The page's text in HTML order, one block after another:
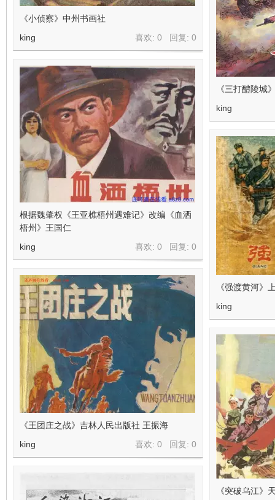
《小侦察》中州书画社
喜欢: 0 回复: 0
king
《三打醴陵城
king
根据魏肇权《王亚樵梧州遇难记》改编《血洒
梧州》王国仁
喜欢: 0 回复: 0
king
《强渡黄河》
king
《王团庄之战》吉林人民出版社 王振海
喜欢: 0 回复: 0
king
《突破乌江》